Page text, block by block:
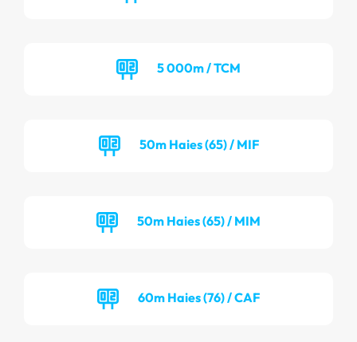
5 000m / TCM
50m Haies (65) / MIF
50m Haies (65) / MIM
60m Haies (76) / CAF